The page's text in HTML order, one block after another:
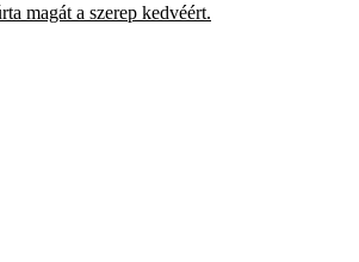
magát a szerep kedvéért.